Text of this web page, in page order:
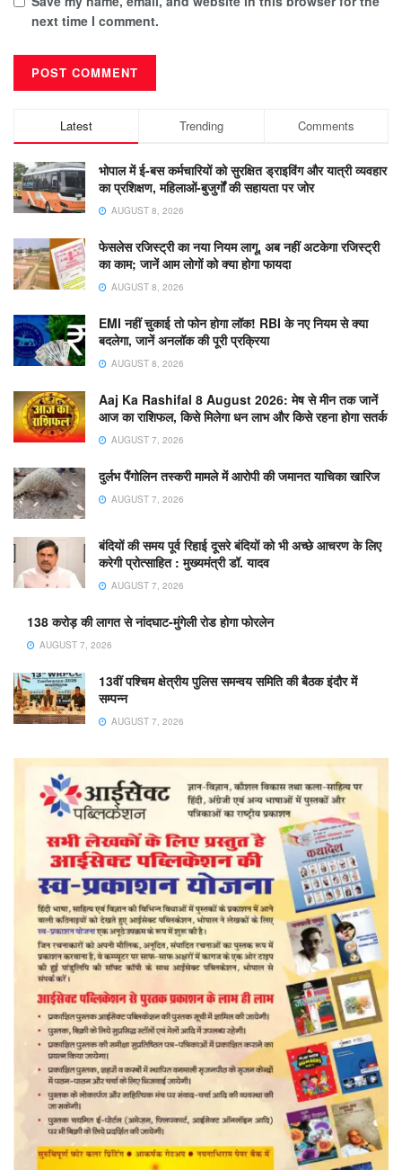
next time I comment.
Latest Trending Comments
भोपाल में ई-बस कर्मचारियों को सुरक्षित ड्राइविंग और यात्री व्यवहार
का प्रशिक्षण, महिलाओं-बुजुर्गों की सहायता पर जोर
AUGUST 8, 2026
फेसलेस रजिस्ट्री का नया नियम लागू, अब नहीं अटकेगा रजिस्ट्री
का काम; जानें आम लोगों को क्या होगा फायदा
AUGUST 8, 2026
EMI नहीं चुकाई तो फोन होगा लॉक! RBI के नए नियम से क्या
बदलेगा, जानें अनलॉक की पूरी प्रक्रिया
AUGUST 8, 2026
Aaj Ka Rashifal 8 August 2026: मेष से मीन तक जानें
आज का राशिफल, किसे मिलेगा धन लाभ और किसे रहना होगा सतर्क
AUGUST 7, 2026
दुर्लभ पैंगोलिन तस्करी मामले में आरोपी की जमानत याचिका खारिज
AUGUST 7, 2026
बंदियों की समय पूर्व रिहाई दूसरे बंदियों को भी अच्छे आचरण के लिए
करेगी प्रोत्साहित : मुख्यमंत्री डॉ. यादव
AUGUST 7, 2026
138 करोड़ की लागत से नांदघाट-मुंगेली रोड होगा फोरलेन
AUGUST 7, 2026
13वीं पश्चिम क्षेत्रीय पुलिस समन्वय समिति की बैठक इंदौर में
सम्पन्न
AUGUST 7, 2026